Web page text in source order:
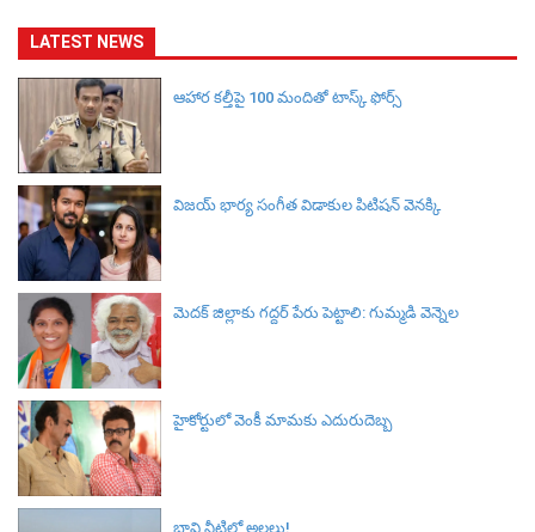
LATEST NEWS
ఆహార కల్తీపై 100 మందితో టాస్క్ ఫోర్స్
విజయ్ భార్య సంగీత విడాకుల పిటిషన్ వెనక్కి
మెదక్ జిల్లాకు గద్దర్ పేరు పెట్టాలి: గుమ్మడి వెన్నెల
హైకోర్టులో వెంకీ మామకు ఎదురుదెబ్బ
బావి నీటిలో అలలు!